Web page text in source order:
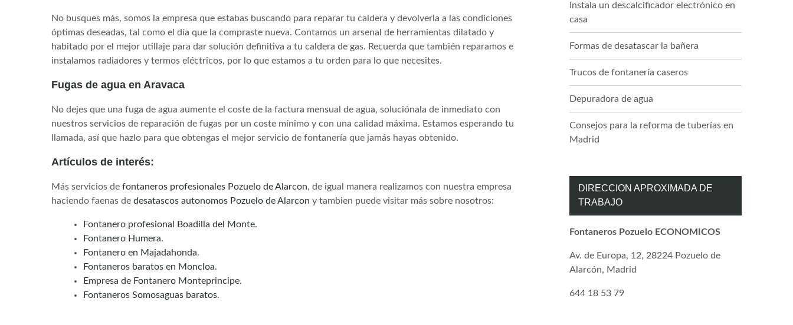
No busques más, somos la empresa que estabas buscando para reparar tu caldera y devolverla a las condiciones
óptimas deseadas, tal como el día que la compraste nueva. Contamos un arsenal de herramientas dilatado y
habitado por el mejor utillaje para dar solución definitiva a tu caldera de gas. Recuerda que también reparamos e
instalamos radiadores y termos eléctricos, por lo que estamos a tu orden para lo que necesites.
Fugas de agua en Aravaca
No dejes que una fuga de agua aumente el coste de la factura mensual de agua, soluciónala de inmediato con
nuestros servicios de reparación de fugas por un coste mínimo y con una calidad máxima. Estamos esperando tu
llamada, así que hazlo para que obtengas el mejor servicio de fontanería que jamás hayas obtenido.
Artículos de interés:
Más servicios de fontaneros profesionales Pozuelo de Alarcon, de igual manera realizamos con nuestra empresa
haciendo faenas de desatascos autonomos Pozuelo de Alarcon y tambien puede visitar más sobre nosotros:
Fontanero profesional Boadilla del Monte.
Fontanero Humera.
Fontanero en Majadahonda.
Fontaneros baratos en Moncloa.
Empresa de Fontanero Monteprincipe.
Fontaneros Somosaguas baratos.
Instala un descalcificador electrónico en
casa
Formas de desatascar la bañera
Trucos de fontanería caseros
Depuradora de agua
Consejos para la reforma de tuberías en
Madrid
DIRECCION APROXIMADA DE
TRABAJO
Fontaneros Pozuelo ECONOMICOS
Av. de Europa, 12, 28224 Pozuelo de
Alarcón, Madrid
644 18 53 79